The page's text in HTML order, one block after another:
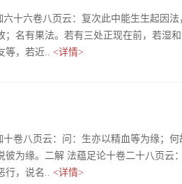
六十六卷八页云：复次此中能生生起因
；名有果法。若有三处正现在前，若湿
等，若近.. <详情>
十卷八页云：问：生亦以精血等为缘；
彼为缘。二解 法蕴足论十卷二十八页云
行，说名.. <详情>